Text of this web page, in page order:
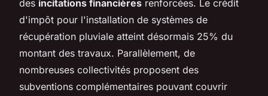
des incitations financières renforcées. Le crédit
d'impôt pour l'installation de systèmes de
récupération pluviale atteint désormais 25% du
montant des travaux. Parallèlement, de
nombreuses collectivités proposent des
subventions complémentaires pouvant couvrir